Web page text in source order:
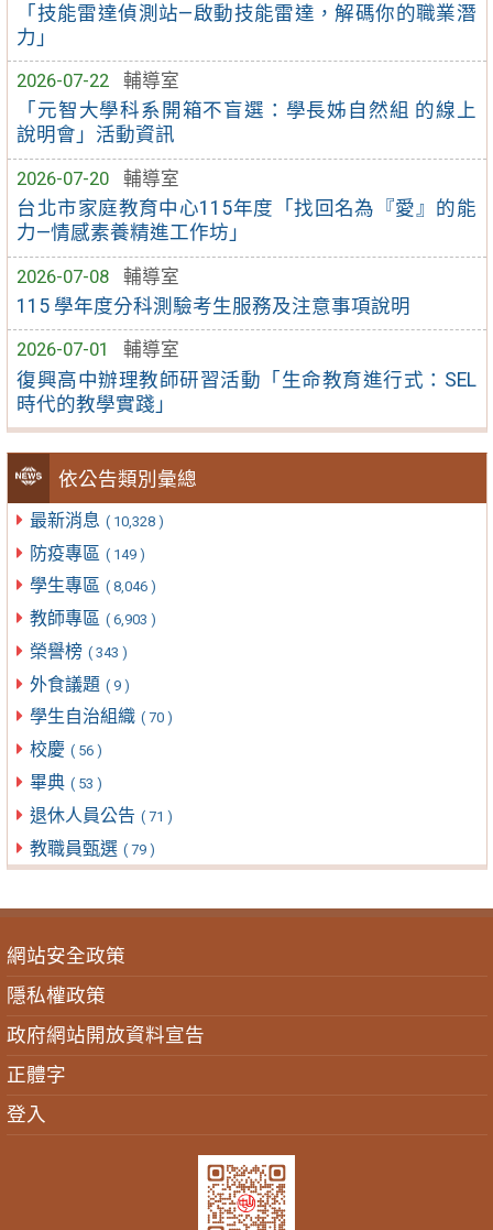
「技能雷達偵測站—啟動技能雷達，解碼你的職業潛
力」
2026-07-22
輔導室
「元智大學科系開箱不盲選：學長姊自然組 的線上
說明會」活動資訊
2026-07-20
輔導室
台北市家庭教育中心115年度「找回名為『愛』的能
力—情感素養精進工作坊」
2026-07-08
輔導室
115 學年度分科測驗考生服務及注意事項說明
2026-07-01
輔導室
復興高中辦理教師研習活動「生命教育進行式：SEL
時代的教學實踐」
依公告類別彙總
最新消息 ( 10,328 )
防疫專區 ( 149 )
學生專區 ( 8,046 )
教師專區 ( 6,903 )
榮譽榜 ( 343 )
外食議題 ( 9 )
學生自治組織 ( 70 )
校慶 ( 56 )
畢典 ( 53 )
退休人員公告 ( 71 )
教職員甄選 ( 79 )
網站安全政策
隱私權政策
政府網站開放資料宣告
正體字
登入